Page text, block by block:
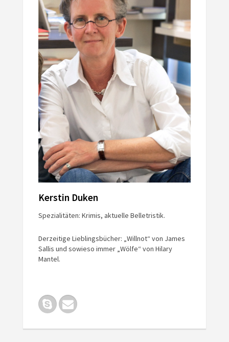
Kerstin Duken
Spezialitäten: Krimis, aktuelle Belletristik.
Derzeitige Lieblingsbücher: „Willnot“ von James
Sallis und sowieso immer „Wölfe“ von Hilary
Mantel.